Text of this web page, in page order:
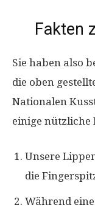
Fakten
Sie haben also
die oben
Nationalen
einige
Unsere
die
Während